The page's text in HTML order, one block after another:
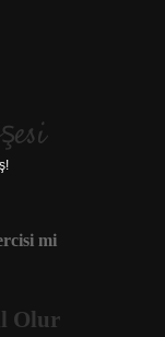
mi
Olur